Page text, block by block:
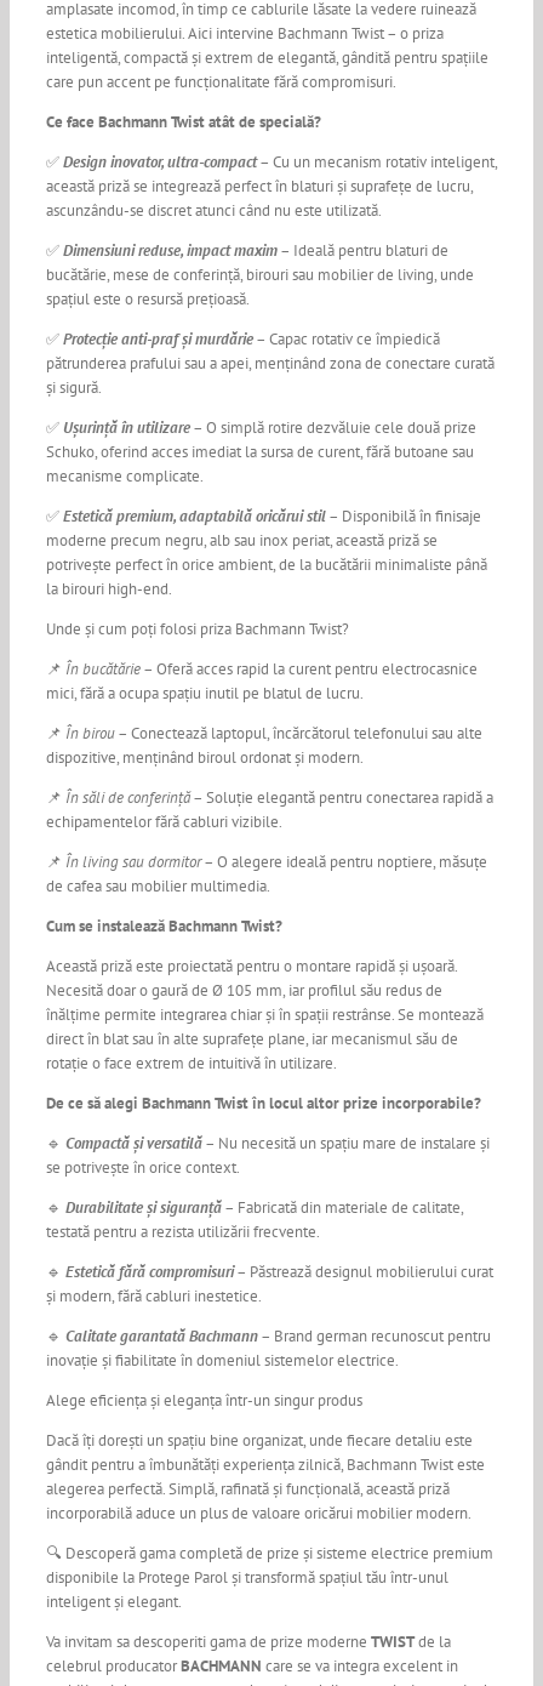
amplasate incomod, în timp ce cablurile lăsate la vedere ruinează
estetica mobilierului. Aici intervine Bachmann Twist – o priza
inteligentă, compactă și extrem de elegantă, gândită pentru spațiile
care pun accent pe funcționalitate fără compromisuri.
Ce face Bachmann Twist atât de specială?
✅Design inovator, ultra-compact– Cu un mecanism rotativ inteligent,
această priză se integrează perfect în blaturi și suprafețe de lucru,
ascunzându-se discret atunci când nu este utilizată.
✅Dimensiuni reduse, impact maxim– Ideală pentru blaturi de
bucătărie, mese de conferință, birouri sau mobilier de living, unde
spațiul este o resursă prețioasă.
✅Protecție anti-praf și murdărie– Capac rotativ ce împiedică
pătrunderea prafului sau a apei, menținând zona de conectare curată
și sigură.
✅ Ușurință în utilizare– O simplă rotire dezvăluie cele două prize
Schuko, oferind acces imediat la sursa de curent, fără butoane sau
mecanisme complicate.
✅Estetică premium, adaptabilă oricărui stil– Disponibilă în finisaje
moderne precum negru, alb sau inox periat, această priză se
potrivește perfect în orice ambient, de la bucătării minimaliste până
la birouri high-end.
Unde și cum poți folosi priza Bachmann Twist?
📌 În bucătărie– Oferă acces rapid la curent pentru electrocasnice
mici, fără a ocupa spațiu inutil pe blatul de lucru.
📌 În birou– Conectează laptopul, încărcătorul telefonului sau alte
dispozitive, menținând biroul ordonat și modern.
📌 În săli de conferință– Soluție elegantă pentru conectarea rapidă a
echipamentelor fără cabluri vizibile.
📌 În living sau dormitor– O alegere ideală pentru noptiere, măsuțe
de cafea sau mobilier multimedia.
Cum se instalează Bachmann Twist?
Această priză este proiectată pentru o montare rapidă și ușoară.
Necesită doar o gaură de Ø 105 mm, iar profilul său redus de
înălțime permite integrarea chiar și în spații restrânse. Se montează
direct în blat sau în alte suprafețe plane, iar mecanismul său de
rotație o face extrem de intuitivă în utilizare.
De ce să alegi Bachmann Twist în locul altor prize incorporabile?
🔹 Compactă și versatilă– Nu necesită un spațiu mare de instalare și
se potrivește în orice context.
🔹 Durabilitate și siguranță– Fabricată din materiale de calitate,
testată pentru a rezista utilizării frecvente.
🔹 Estetică fără compromisuri– Păstrează designul mobilierului curat
și modern, fără cabluri inestetice.
🔹 Calitate garantată Bachmann– Brand german recunoscut pentru
inovație și fiabilitate în domeniul sistemelor electrice.
Alege eficiența și eleganța într-un singur produs
Dacă îți dorești un spațiu bine organizat, unde fiecare detaliu este
gândit pentru a îmbunătăți experiența zilnică, Bachmann Twist este
alegerea perfectă. Simplă, rafinată și funcțională, această priză
incorporabilă aduce un plus de valoare oricărui mobilier modern.
🔍 Descoperă gama completă de prize și sisteme electrice premium
disponibile la Protege Parol și transformă spațiul tău într-unul
inteligent și elegant.
Va invitam sa descoperiti gama de prize moderne TWISTde la
celebrul producatorBACHMANN care se va integra excelent in